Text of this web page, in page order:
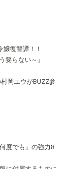
復讐譚！！
要らない～』
岡ユウがBUZZ参
度でも』の強力8